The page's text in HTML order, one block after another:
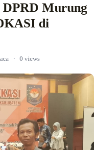
DPRD Murung
di
· 0 views